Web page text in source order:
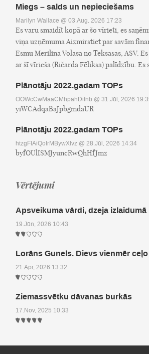
Miegs – salds un nepieciešams
Marilyn Wallace @ 03.Aug, 2026 17:23
Es varu smaidīt kopā ar šo vīrieti, es
viņa uzņēmuma Aizmirstiet par savām
Esmu Merilina Volasa no Teksasas, ASV.
ar šī vīrieša (Ričarda Fēliksa) palīdzību. Es
Plānotāju 2022.gadam TOPs
OOWcCwMaaCMhpahDifnb @ 31.Jūl, 2026
yiWCAdqaBaJpbgmdaUR
Plānotāju 2022.gadam TOPs
htzgFIAiQoIrMBywXlvz @ 28.Jūl, 2026 14:34
byfOUlISMJyuncRwQhHfJmz
Vērtējumi
Apsveikuma vārdi, dzeja izlaidumā
19.Jūn, 2026 10:43
Lorāns Gunels. Dievs vienmēr
21.Apr, 2026 13:32
Ziemassvētku dāvanas burkās
17.Nov, 2025 10:33